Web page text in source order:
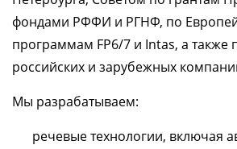
фондами РФФИ и РГНФ, по
программам FP6/7 и Intas, а также
российских и зарубежных
Мы разрабатываем:
речевые технологии, включая